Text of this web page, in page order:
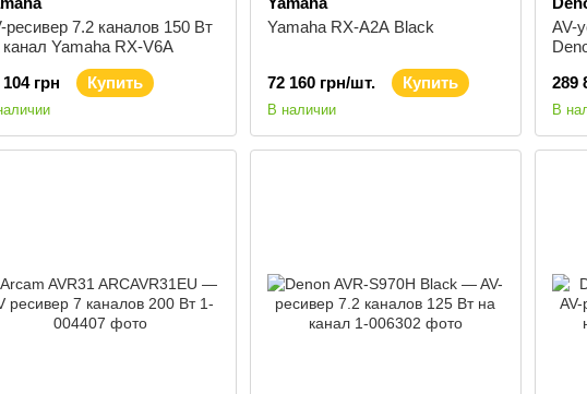
ресивер 7.2 каналов 150 Вт
канал Yamaha RX-V6A
грн
Купить
Yamaha RX-A2A Black
72 160 грн/шт. Купить
В наличии
AV-
289
В